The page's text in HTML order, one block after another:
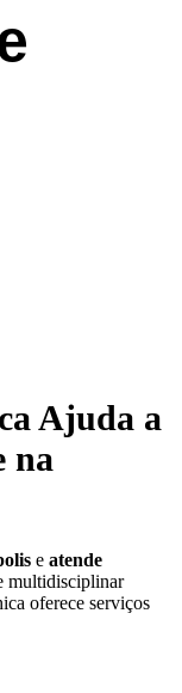
Ajuda a
na
e atende
multidisciplinar
oferece serviços